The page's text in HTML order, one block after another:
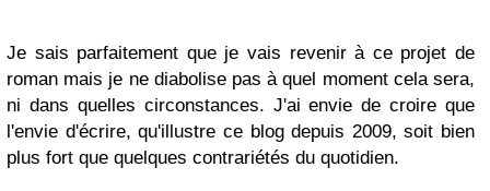
Je sais parfaitement que je vais revenir à ce projet de
roman mais je ne diabolise pas à quel moment cela sera,
ni dans quelles circonstances. J'ai envie de croire que
l'envie d'écrire, qu'illustre ce blog depuis 2009, soit bien
plus fort que quelques contrariétés du quotidien.